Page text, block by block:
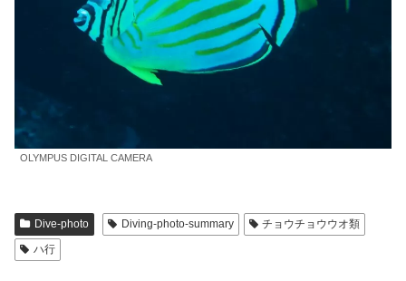
OLYMPUS DIGITAL CAMERA
Dive-photo Diving-photo-summary
チョウチョウウオ類
ハ行